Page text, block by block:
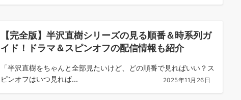
【完全版】半沢直樹シリーズの見る順番＆時系列ガ
イド！ドラマ＆スピンオフの配信情報も紹介
「半沢直樹をちゃんと全部見たいけど、どの順番で見ればいい？ス
ピンオフはいつ見れば...
2025年11月26日